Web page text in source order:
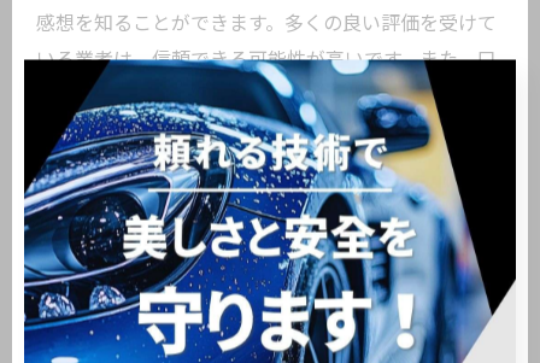
感想を知ることができます。多くの良い評価を受けて
いる業者は、信頼できる可能性が高いです。また、口
コミを確認する際は、具体的な施工内容やアフターサ
ービスについての言及があるかどうかをチェックしま
しょう。これにより、業者の質をより深く理解するこ
とができます。さらに、口コミだけでなく、実際に業
者に訪問して相談することで、対応の良さや信頼性を
自分の目で確かめることも重要です。多角的に情報を
集めて、最良の選択を心がけましょう。